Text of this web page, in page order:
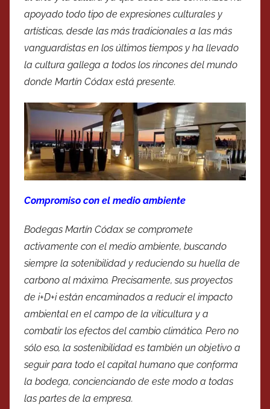
apoyado todo tipo de expresiones culturales y
artísticas, desde las más tradicionales a las más
vanguardistas en los últimos tiempos y ha llevado
la cultura gallega a todos los rincones del mundo
donde Martín Códax está presente.
Compromiso con el medio ambiente
Bodegas Martín Códax se compromete
activamente con el medio ambiente, buscando
siempre la sotenibilidad y reduciendo su huella de
carbono al máximo. Precisamente, sus proyectos
de i+D+i están encaminados a reducir el impacto
ambiental en el campo de la viticultura y a
combatir los efectos del cambio climático. Pero no
sólo eso, la sostenibilidad es también un objetivo a
seguir para todo el capital humano que conforma
la bodega, concienciando de este modo a todas
las partes de la empresa.